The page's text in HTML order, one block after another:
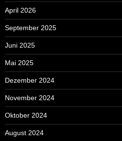
April 2026
September 2025
Juni 2025
Mai 2025
Dezember 2024
November 2024
Oktober 2024
August 2024